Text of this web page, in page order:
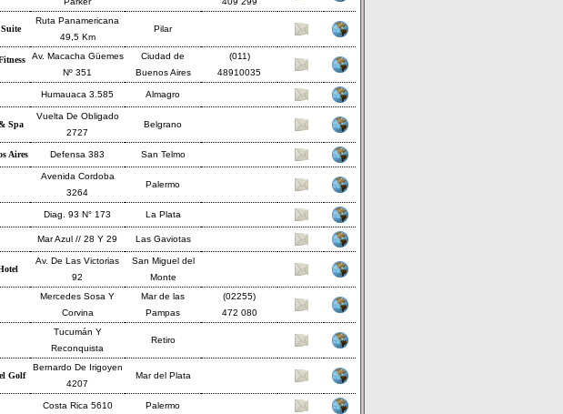
Ruta Panamericana
49,5 Km
Pilar
Av. Macacha Güemes
Nº 351
Ciudad de
Buenos Aires
(011)
48910035
Humauaca 3.585 Almagro
Spa
Vuelta De Obligado
2727
Belgrano
Aires Defensa 383 San Telmo
Avenida Cordoba
3264
Palermo
Diag. 93 N° 173 La Plata
Mar Azul // 28 Y 29 Las Gaviotas
Av. De Las Victorias
92
San Miguel del
Monte
Mercedes Sosa Y
Corvina
Mar de las
Pampas
(02255)
472 080
Tucumán Y
Reconquista
Retiro
Golf
Bernardo De Irigoyen
4207
Mar del Plata
Costa Rica 5610 Palermo